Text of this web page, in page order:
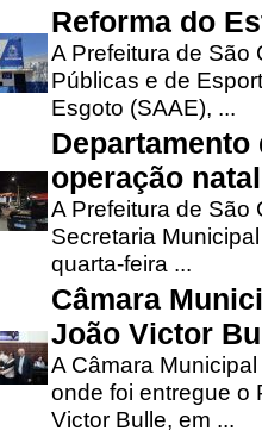
Reforma do
A Prefeitura de São
Públicas e de
Esgoto (SAAE), ...
operação
A Prefeitura de São
Secretaria
quarta-feira ...
Câmara
João Victor
A Câmara
onde foi entregue o
Victor Bulle, em ...